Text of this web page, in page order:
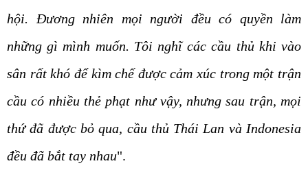
hội. Đương nhiên mọi người đều có quyền làm
những gì mình muốn. Tôi nghĩ các cầu thủ khi vào
sân rất khó để kìm chế được cảm xúc trong một trận
cầu có nhiều thẻ phạt như vậy, nhưng sau trận, mọi
thứ đã được bỏ qua, cầu thủ Thái Lan và Indonesia
đều đã bắt tay nhau".